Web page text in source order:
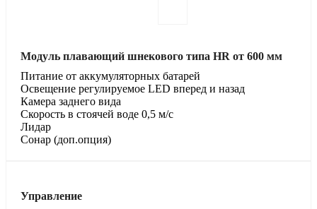
Модуль плавающий шнекового типа HR от 600 мм
Питание от аккумуляторных батарей
Освещение регулируемое LED вперед и назад
Камера заднего вида
Скорость в стоячей воде 0,5 м/с
Лидар
Сонар (доп.опция)
Управление